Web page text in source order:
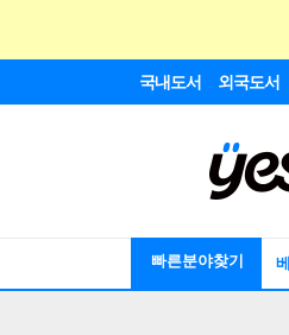
국내도서 외국도서
빠른분야찾기